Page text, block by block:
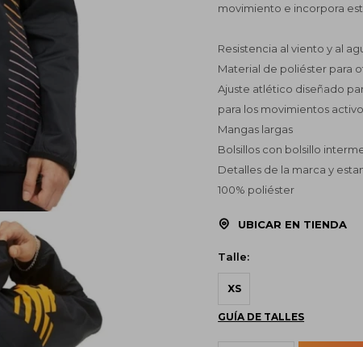
movimiento e incorpora
Resistencia al viento y al
Material de poliéster para
Ajuste atlético diseñado
para los movimientos
Mangas largas
Bolsillos con bolsillo
Detalles de la marca y
100% poliéster
UBICAR EN TIENDA
Talle:
XS
GUÍA DE TALLES